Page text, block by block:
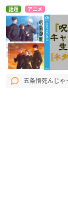
話題 アニメ
五条悟死んじ